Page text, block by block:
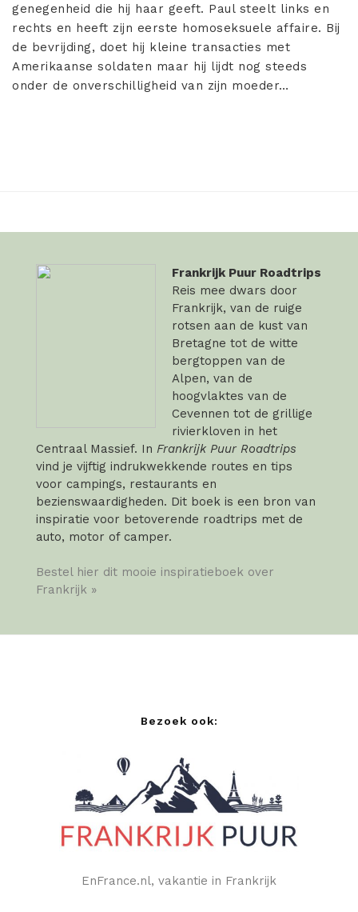
genegenheid die hij haar geeft. Paul steelt links en
rechts en heeft zijn eerste homoseksuele affaire. Bij
de bevrijding, doet hij kleine transacties met
Amerikaanse soldaten maar hij lijdt nog steeds
onder de onverschilligheid van zijn moeder…
Frankrijk Puur Roadtrips
Reis mee dwars door
Frankrijk, van de ruige
rotsen aan de kust van
Bretagne tot de witte
bergtoppen van de
Alpen, van de
hoogvlaktes van de
Cevennen tot de grillige
rivierkloven in het
Centraal Massief. In Frankrijk Puur Roadtrips
vind je vijftig indrukwekkende routes en tips
voor campings, restaurants en
bezienswaardigheden. Dit boek is een bron van
inspiratie voor betoverende roadtrips met de
auto, motor of camper.
Bestel hier dit mooie inspiratieboek over
Frankrijk »
Bezoek ook:
EnFrance.nl, vakantie in Frankrijk